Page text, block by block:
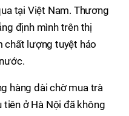
tại Việt Nam. Thương
định mình trên thị
chất lượng tuyệt hảo
hàng dài chờ mua trà
tiên ở Hà Nội đã không